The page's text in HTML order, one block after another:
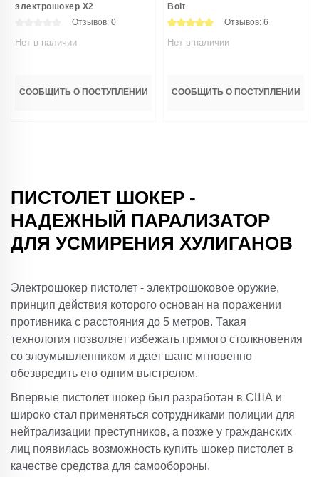
электрошокер X2
Отзывов: 0
Нет в наличии
СООБЩИТЬ О ПОСТУПЛЕНИИ
Bolt
Отзывов: 6
Нет в наличии
СООБЩИТЬ О ПОСТУПЛЕНИИ
ПИСТОЛЕТ ШОКЕР -
НАДЕЖНЫЙ ПАРАЛИЗАТОР
ДЛЯ УСМИРЕНИЯ ХУЛИГАНОВ
Электрошокер пистолет - электрошоковое оружие,
принцип действия которого основан на поражении
противника с расстояния до 5 метров. Такая
технология позволяет избежать прямого столкновения
со злоумышленником и дает шанс мгновенно
обезвредить его одним выстрелом.
Впервые пистолет шокер был разработан в США и
широко стал применяться сотрудниками полиции для
нейтрализации преступников, а позже у гражданских
лиц появилась возможность купить шокер пистолет в
качестве средства для самообороны.